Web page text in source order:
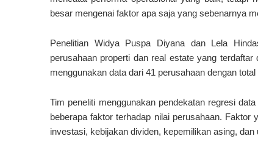
besar mengenai faktor apa saja yang sebenarnya
Penelitian Widya Puspa Diyana dan Lela
perusahaan properti dan real estate yang
menggunakan data dari 41 perusahaan dengan
Tim peneliti menggunakan pendekatan regresi
beberapa faktor terhadap nilai perusahaan. Faktor
investasi, kebijakan dividen, kepemilikan asing, dan